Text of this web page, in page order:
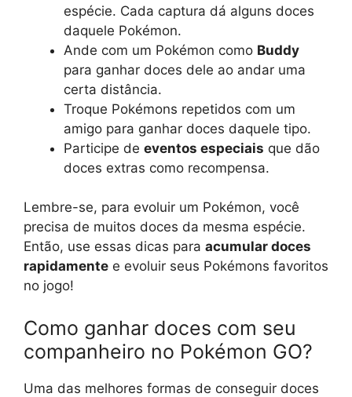
espécie. Cada captura dá alguns doces
daquele Pokémon.
Ande com um Pokémon como Buddy
para ganhar doces dele ao andar uma
certa distância.
Troque Pokémons repetidos com um
amigo para ganhar doces daquele tipo.
Participe de eventos especiais que dão
doces extras como recompensa.
Lembre-se, para evoluir um Pokémon, você
precisa de muitos doces da mesma espécie.
Então, use essas dicas para acumular doces
rapidamente e evoluir seus Pokémons favoritos
no jogo!
Como ganhar doces com seu
companheiro no Pokémon GO?
Uma das melhores formas de conseguir doces